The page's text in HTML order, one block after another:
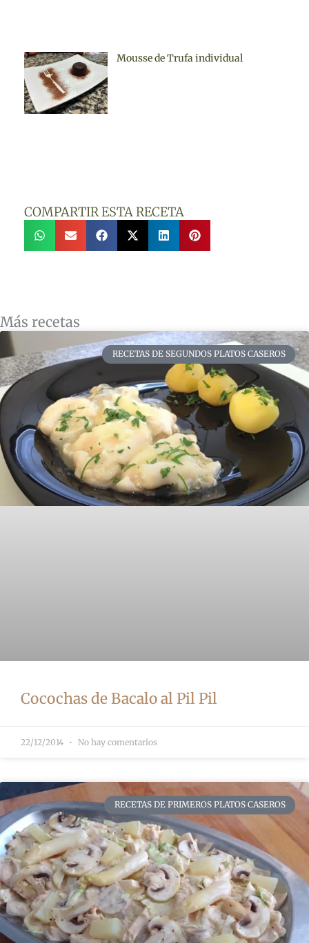
Mousse de Trufa individual
COMPARTIR ESTA RECETA
Más recetas
RECETAS DE SEGUNDOS PLATOS CASEROS
Cocochas de Bacalo al Pil Pil
22/12/2014 No hay comentarios
RECETAS DE PRIMEROS PLATOS CASEROS